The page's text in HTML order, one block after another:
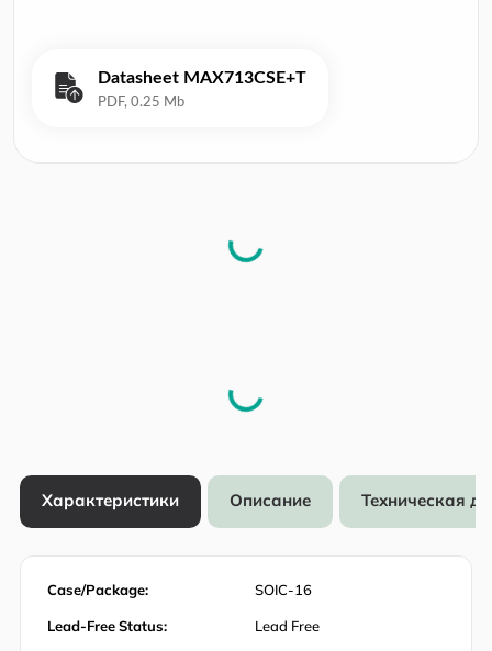
Datasheet MAX713CSE+T
Характеристики Описание Техническая
Case/Package: SOIC-16
Lead-Free Status: Lead Free